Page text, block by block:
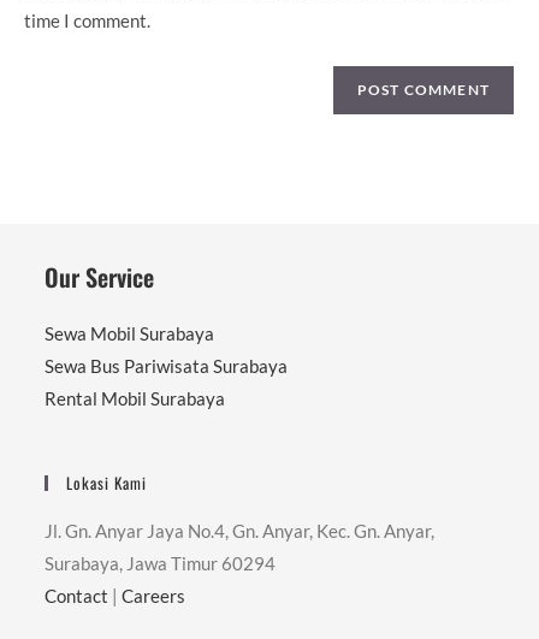
time I comment.
Our Service
Sewa Mobil Surabaya
Sewa Bus Pariwisata Surabaya
Rental Mobil Surabaya
Lokasi Kami
Jl. Gn. Anyar Jaya No.4, Gn. Anyar, Kec. Gn. Anyar,
Surabaya, Jawa Timur 60294
Contact |Careers